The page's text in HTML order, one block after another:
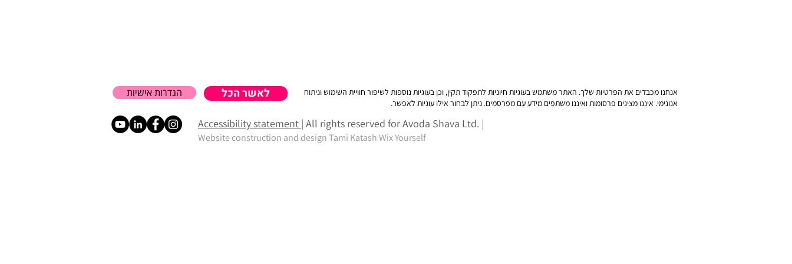
Accessibility statement | All rights reserved for Avoda Shava Ltd. |
Website construction and designTami Katash Wix Yourself
הגדרות אישיות
אנחנו מכבדים את הפרטיות שלך. האתר משתמש בעוגיות חיוניות לתפקוד תקין, וכן בעוגיות נוספות לשיפור חוויית השימוש וניתוח
אנונימי. איננו מציגים פרסומות ואיננו משתפים מידע עם מפרסמים. ניתן לבחור אילו עוגיות לאפשר.
לאשר הכל